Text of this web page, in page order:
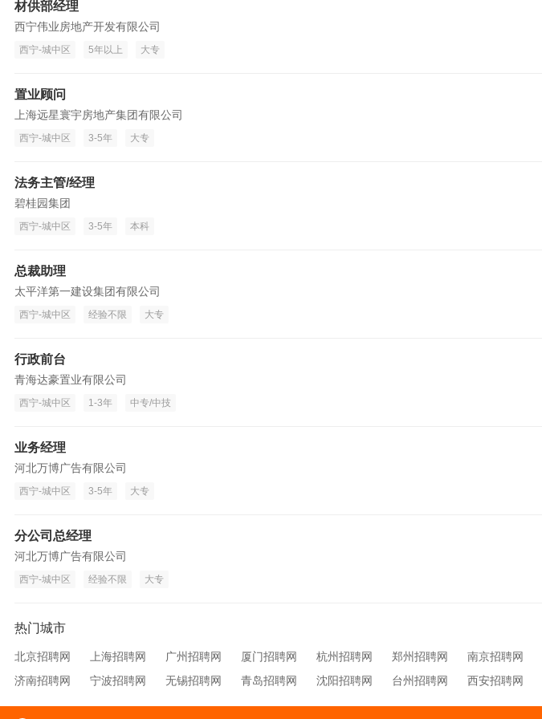
材供部经理
西宁伟业房地产开发有限公司
西宁-城中区 5年以上 大专
置业顾问
上海远星寰宇房地产集团有限公司
西宁-城中区 3-5年 大专
法务主管/经理
碧桂园集团
西宁-城中区 3-5年 本科
总裁助理
太平洋第一建设集团有限公司
西宁-城中区 经验不限 大专
行政前台
青海达豪置业有限公司
西宁-城中区 1-3年 中专/中技
业务经理
河北万博广告有限公司
西宁-城中区 3-5年 大专
分公司总经理
河北万博广告有限公司
西宁-城中区 经验不限 大专
热门城市
北京招聘网 上海招聘网 广州招聘网 厦门招聘网 杭州招聘网 郑州招聘网 南京招聘网
济南招聘网
宁波招聘网 无锡招聘网 青岛招聘网 沈阳招聘网 台州招聘网 西安招聘网